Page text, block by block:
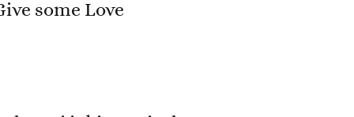
some Love